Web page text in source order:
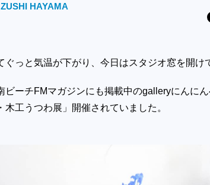
HAYAMA
ぐっと気温が下がり、今日はスタジオ窓を開け
ーチFMマガジンにも掲載中のgalleryにんに
木工うつわ展」開催されていました。